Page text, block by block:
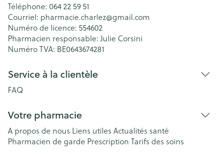
Téléphone: 064 22 59 51
Courriel: pharmacie.charlez@gmail.com
Numéro de licence: 554602
Pharmacien responsable: Julie Corsini
Numéro TVA: BE0643674281
Service à la clientèle
FAQ
Votre pharmacie
A propos de nous Liens utiles Actualités santé
Pharmacien de garde Prescription Tarifs des soins